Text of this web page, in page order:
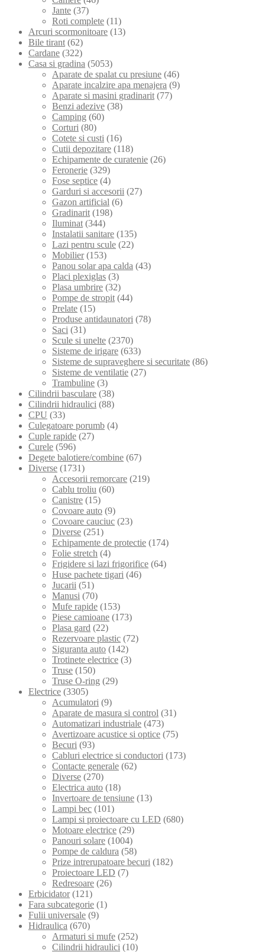
Jante (37)
Roti complete (11)
Arcuri scormonitoare (13)
Bile tirant (62)
Cardane (322)
Casa si gradina (5053)
Aparate de spalat cu presiune (46)
Aparate incalzire apa menajera (9)
Aparate si masini gradinarit (77)
Benzi adezive (38)
Camping (60)
Corturi (80)
Cotete si custi (16)
Cutii depozitare (118)
Echipamente de curatenie (26)
Feronerie (329)
Fose septice (4)
Garduri si accesorii (27)
Gazon artificial (6)
Gradinarit (198)
Iluminat (344)
Instalatii sanitare (135)
Lazi pentru scule (22)
Mobilier (153)
Panou solar apa calda (43)
Placi plexiglas (3)
Plasa umbrire (32)
Pompe de stropit (44)
Prelate (15)
Produse antidaunatori (78)
Saci (31)
Scule si unelte (2370)
Sisteme de irigare (633)
Sisteme de supraveghere si securitate (86)
Sisteme de ventilatie (27)
Trambuline (3)
Cilindrii basculare (38)
Cilindrii hidraulici (88)
CPU (33)
Culegatoare porumb (4)
Cuple rapide (27)
Curele (596)
Degete balotiere/combine (67)
Diverse (1731)
Accesorii remorcare (219)
Cablu troliu (60)
Canistre (15)
Covoare auto (9)
Covoare cauciuc (23)
Diverse (251)
Echipamente de protectie (174)
Folie stretch (4)
Frigidere si lazi frigorifice (64)
Huse pachete tigari (46)
Jucarii (51)
Manusi (70)
Mufe rapide (153)
Piese camioane (173)
Plasa gard (22)
Rezervoare plastic (72)
Siguranta auto (142)
Trotinete electrice (3)
Truse (150)
Truse O-ring (29)
Electrice (3305)
Acumulatori (9)
Aparate de masura si control (31)
Automatizari industriale (473)
Avertizoare acustice si optice (75)
Becuri (93)
Cabluri electrice si conductori (173)
Contacte generale (62)
Diverse (270)
Electrica auto (18)
Invertoare de tensiune (13)
Lampi bec (101)
Lampi si proiectoare cu LED (680)
Motoare electrice (29)
Panouri solare (1004)
Pompe de caldura (58)
Prize intrerupatoare becuri (182)
Proiectoare LED (7)
Redresoare (26)
Erbicidator (121)
Fara subcategorie (1)
Fulii universale (9)
Hidraulica (670)
Armaturi si mufe (252)
Cilindrii hidraulici (10)